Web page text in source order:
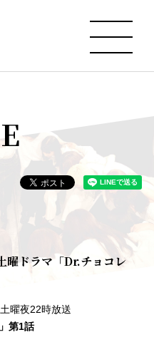
曜ドラマ「Dr.チョコレ
曜夜22時放送
第1話